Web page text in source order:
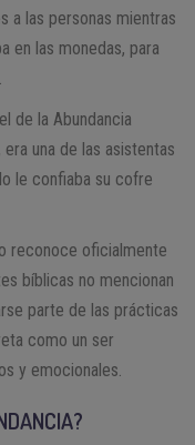
a las personas mientras
en las monedas, para
de la Abundancia
, era una de las asistentas
le confiaba su cofre
reconoce oficialmente
bíblicas no mencionan
parte de las prácticas
como un ser
y emocionales.